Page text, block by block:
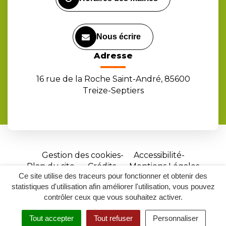
Ce site utilise des traceurs pour fonctionner et obtenir des
statistiques d'utilisation afin améliorer l'utilisation, vous pouvez
contrôler ceux que vous souhaitez activer.
Tout accepter Tout refuser Personnaliser
Nous écrire
Adresse
16 rue de la Roche Saint-André, 85600
Treize-Septiers
Gestion des cookies
Accessibilité
Plan du site
Crédits
Mentions Légales
Site
réalisé
par
Inovagora